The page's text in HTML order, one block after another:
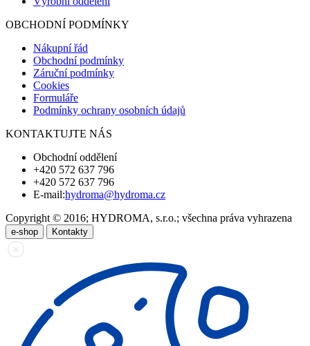
OBCHODNÍ PODMÍNKY
Nákupní řád
Obchodní podmínky
Záruční podmínky
Cookies
Formuláře
Podmínky ochrany osobních údajů
KONTAKTUJTE NÁS
Obchodní oddělení
+420 572 637 796
+420 572 637 796
E-mail:hydroma@hydroma.cz
Copyright © 2016; HYDROMA, s.r.o.; všechna práva vyhrazena
e-shop Kontakty